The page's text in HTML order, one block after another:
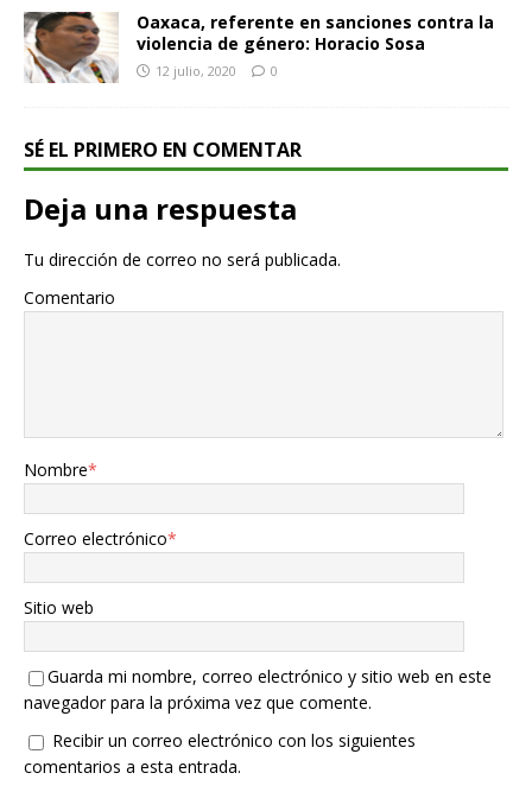
Oaxaca, referente en sanciones contra la
violencia de género: Horacio Sosa
12 julio, 2020 0
SÉ EL PRIMERO EN COMENTAR
Deja una respuesta
Tu dirección de correo no será publicada.
Comentario
Nombre*
Correo electrónico*
Sitio web
Guarda mi nombre, correo electrónico y sitio web en este
navegador para la próxima vez que comente.
Recibir un correo electrónico con los siguientes
comentarios a esta entrada.